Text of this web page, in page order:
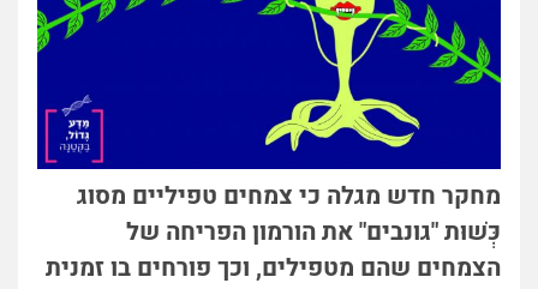
מחקר חדש מגלה כי צמחים טפיליים מסוג
כְּשׁוּת "גונבים" את הורמון הפריחה של
הצמחים שהם מטפילים, וכך פורחים בו זמנית